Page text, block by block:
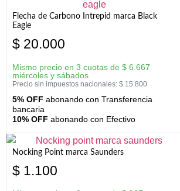
Flecha de Carbono Intrepid marca Black
Eagle
$ 20.000
Mismo precio en 3 cuotas de $ 6.667
miércoles y sábados
Precio sin impuestos nacionales: $ 15.800
5% OFF abonando con Transferencia
bancaria
10% OFF abonando con Efectivo
Nocking Point marca Saunders
$ 1.100